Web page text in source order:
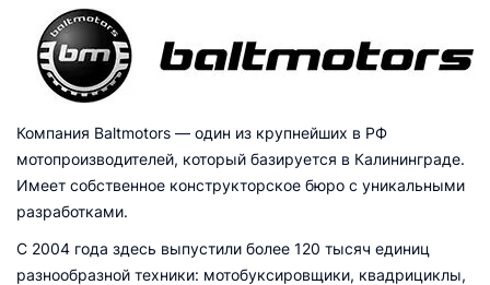
Компания Baltmotors — один из крупнейших в РФ
мотопроизводителей, который базируется в Калининграде.
Имеет собственное конструкторское бюро с уникальными
разработками.
С 2004 года здесь выпустили более 120 тысяч единиц
разнообразной техники: мотобуксировщики, квадрициклы,